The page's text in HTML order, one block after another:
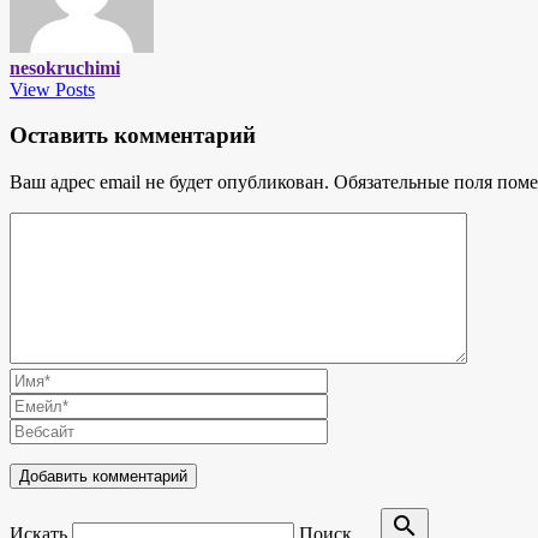
nesokruchimi
View Posts
Оставить комментарий
Ваш адрес email не будет опубликован. Обязательные поля
Искать Поиск … search